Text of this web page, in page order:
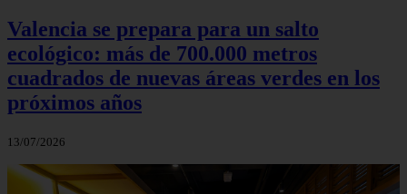
Valencia se prepara para un salto
ecológico: más de 700.000 metros
cuadrados de nuevas áreas verdes en los
próximos años
13/07/2026